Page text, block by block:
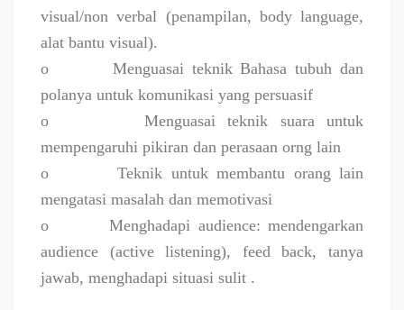
visual/non verbal (penampilan, body language,
alat bantu visual).
o
Menguasai teknik Bahasa tubuh dan
polanya untuk komunikasi yang persuasif
o
Menguasai teknik suara untuk
mempengaruhi pikiran dan perasaan orng lain
o
Teknik untuk membantu orang lain
mengatasi masalah dan memotivasi
o
Menghadapi audience: mendengarkan
audience (active listening), feed back, tanya
jawab, menghadapi situasi sulit .